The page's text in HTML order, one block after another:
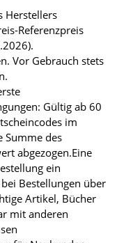
Herstellers
Referenzpreis
Vor Gebrauch stets
Gültig ab 60
im
Summe des
abgezogen.Eine
ein
Bestellungen über
Artikel, Bücher
mit anderen